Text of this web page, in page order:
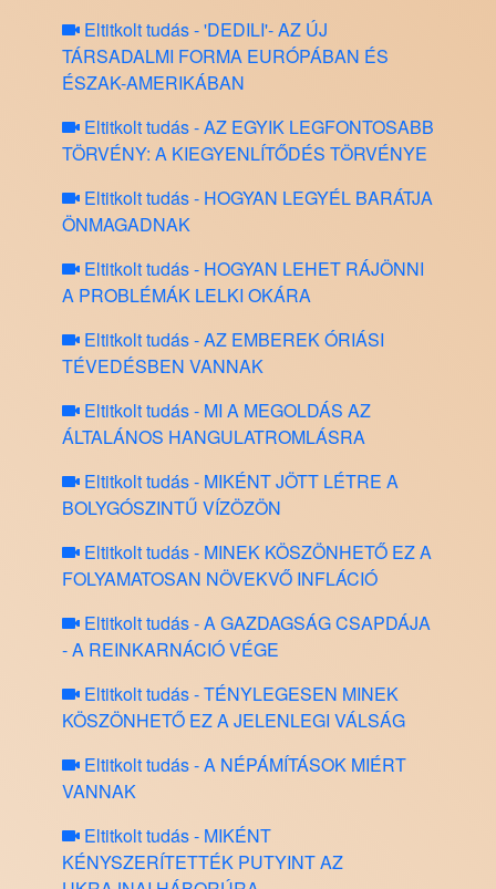
Eltitkolt tudás - 'DEDILI'- AZ ÚJ
TÁRSADALMI FORMA EURÓPÁBAN ÉS
ÉSZAK-AMERIKÁBAN
Eltitkolt tudás - AZ EGYIK LEGFONTOSABB
TÖRVÉNY: A KIEGYENLÍTŐDÉS TÖRVÉNYE
Eltitkolt tudás - HOGYAN LEGYÉL BARÁTJA
ÖNMAGADNAK
Eltitkolt tudás - HOGYAN LEHET RÁJÖNNI
A PROBLÉMÁK LELKI OKÁRA
Eltitkolt tudás - AZ EMBEREK ÓRIÁSI
TÉVEDÉSBEN VANNAK
Eltitkolt tudás - MI A MEGOLDÁS AZ
ÁLTALÁNOS HANGULATROMLÁSRA
Eltitkolt tudás - MIKÉNT JÖTT LÉTRE A
BOLYGÓSZINTŰ VÍZÖZÖN
Eltitkolt tudás - MINEK KÖSZÖNHETŐ EZ A
FOLYAMATOSAN NÖVEKVŐ INFLÁCIÓ
Eltitkolt tudás - A GAZDAGSÁG CSAPDÁJA
- A REINKARNÁCIÓ VÉGE
Eltitkolt tudás - TÉNYLEGESEN MINEK
KÖSZÖNHETŐ EZ A JELENLEGI VÁLSÁG
Eltitkolt tudás - A NÉPÁMÍTÁSOK MIÉRT
VANNAK
Eltitkolt tudás - MIKÉNT
KÉNYSZERÍTETTÉK PUTYINT AZ